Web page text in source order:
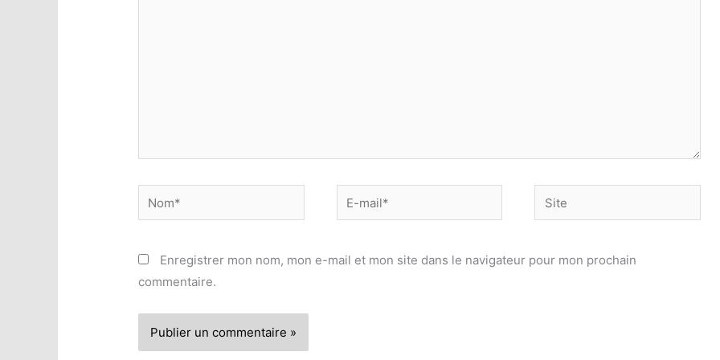
Nom*
E-
mail*
Site
Enregistrer mon nom, mon e-mail et mon site dans le navigateur pour mon prochain
commentaire.